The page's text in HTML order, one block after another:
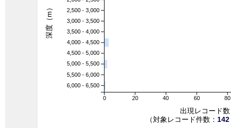
0 20 40 60 80
2,500 - 3,000
3,000 - 3,500
3,500 - 4,000
4,000 - 4,500
4,500 - 5,000
5,000 - 5,500
5,500 - 6,000
6,000 - 6,500
出現レコード数
（対象レコード件数： 142
深度（m）